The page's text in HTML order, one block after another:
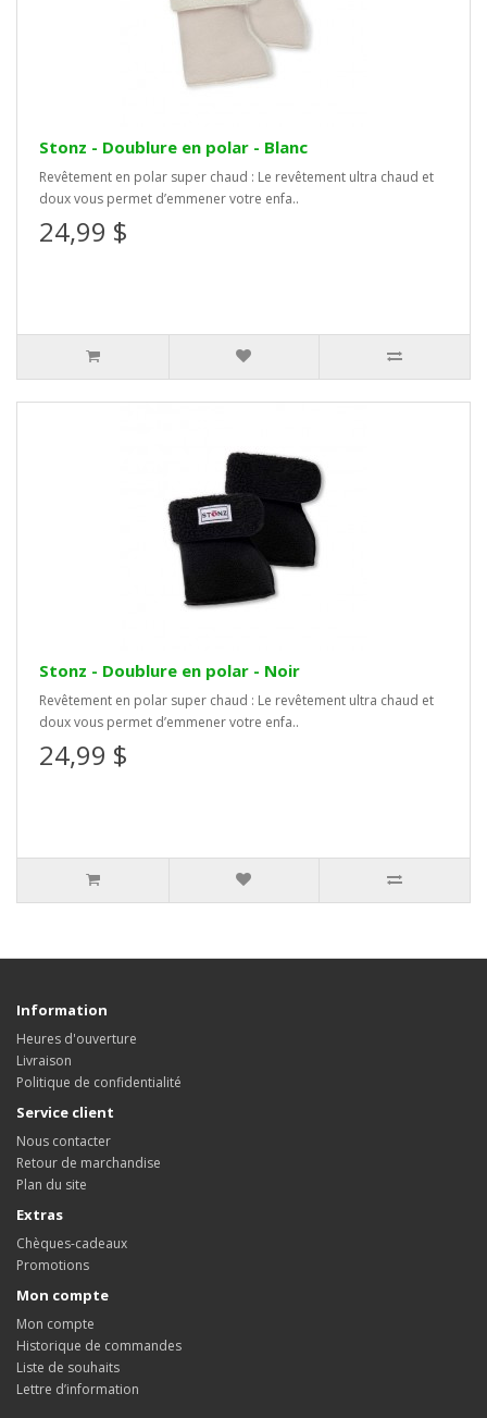
Stonz - Doublure en polar - Blanc
Revêtement en polar super chaud : Le revêtement ultra chaud et
doux vous permet d’emmener votre enfa..
24,99 $
Stonz - Doublure en polar - Noir
Revêtement en polar super chaud : Le revêtement ultra chaud et
doux vous permet d’emmener votre enfa..
24,99 $
Information
Heures d'ouverture
Livraison
Politique de confidentialité
Service client
Nous contacter
Retour de marchandise
Plan du site
Extras
Chèques-cadeaux
Promotions
Mon compte
Mon compte
Historique de commandes
Liste de souhaits
Lettre d’information